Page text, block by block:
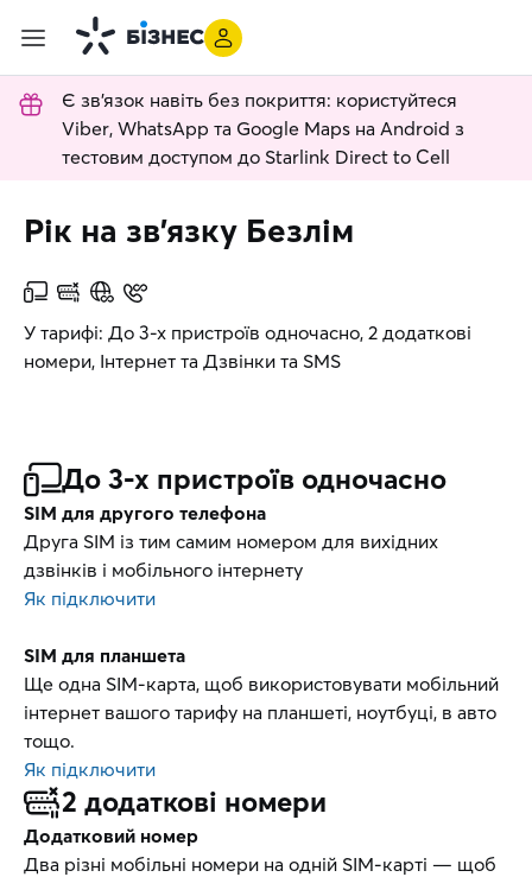
Є зв'язок навіть без покриття: користуйтеся
Viber, WhatsApp та Google Maps на Android з
тестовим доступом до Starlink Direct to Cell
Рік на зв’язку Безлім
У тарифі: До 3-х пристроїв одночасно, 2 додаткові
номери, Інтернет та Дзвінки та SMS
До 3-х пристроїв одночасно
SIM для другого телефона
Друга SIM із тим самим номером для вихідних
дзвінків і мобільного інтернету
Як підключити
SIM для планшета
Ще одна SIM-карта, щоб використовувати мобільний
інтернет вашого тарифу на планшеті, ноутбуці, в авто
тощо.
Як підключити
2 додаткові номери
Додатковий номер
Два різні мобільні номери на одній SIM-карті — щоб